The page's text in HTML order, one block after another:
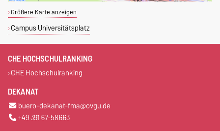
Größere Karte anzeigen
Campus Universitätsplatz
CHE HOCHSCHULRANKING
CHE Hochschulranking
DEKANAT
buero-dekanat-fma@ovgu.de
+49 391 67-58663